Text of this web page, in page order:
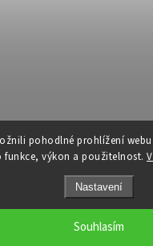
pohodlné prohlížení
funkce, výkon a použitelnost.
Nastavení
Souhlasím